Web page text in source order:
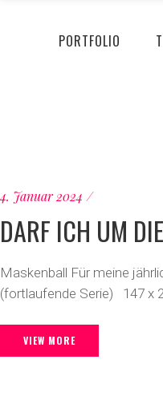
PORTFOLIO
4. Januar 2024
DARF ICH UM
Maskenball Für meine
(fortlaufende Serie) 147 x
VIEW MORE